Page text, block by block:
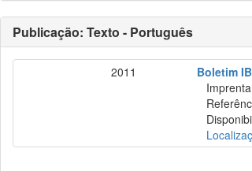
Publicação: Texto - Português
2011
Boletim